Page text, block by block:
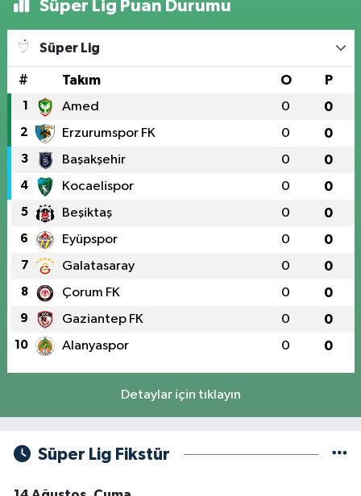
Süper Lig Puan Durumu
Süper Lig
# Takım O P
1 Amed 0 0
2 Erzurumspor FK 0 0
3 Başakşehir 0 0
4 Kocaelispor 0 0
5 Beşiktaş 0 0
6 Eyüpspor 0 0
7 Galatasaray 0 0
8 Çorum FK 0 0
9 Gaziantep FK 0 0
10 Alanyaspor 0 0
Detaylar için tıklayın
Süper Lig Fikstür